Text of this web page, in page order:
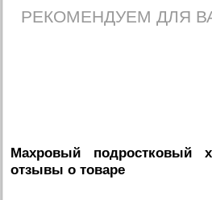
РЕКОМЕНДУЕМ ДЛЯ
Махровый подростковый
отзывы о товаре